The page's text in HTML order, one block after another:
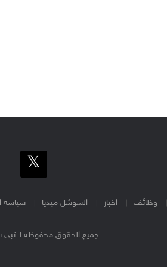
وظائف اخبار السوشل ميديا سياسة
جميع الحقوق محفوظة لـ تبي شي